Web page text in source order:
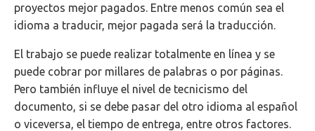
proyectos mejor pagados. Entre menos común sea el
idioma a traducir, mejor pagada será la traducción.
El trabajo se puede realizar totalmente en línea y se
puede cobrar por millares de palabras o por páginas.
Pero también influye el nivel de tecnicismo del
documento, si se debe pasar del otro idioma al español
o viceversa, el tiempo de entrega, entre otros factores.